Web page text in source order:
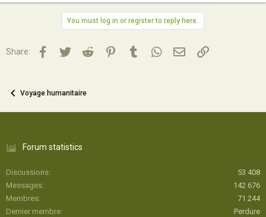
proposera comme mission), donc faites moi signe.
je suis prenant et n'hésitez pas à nous faire partager vos
Dans l'attente de vous lire
You must log in or register to reply here.
Share: Facebook
TwitterReddit PinterestTumblrWhatsApp
Email Lien
Voyage humanitaire
Forum statistics
Discussions
53 408
Messages
142 676
Membres
71 244
Dernier membre
Perdure